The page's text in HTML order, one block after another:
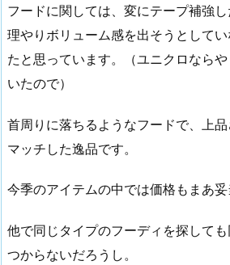
フードに関しては、変にテープ補強
理やりボリューム感を出そうとして
たと思っています。（ユニクロなら
いたので）
首周りに落ちるようなフードで、上
マッチした逸品です。
今季のアイテムの中では価格もまあ妥
他で同じタイプのフーディを探して
つからないだろうし。